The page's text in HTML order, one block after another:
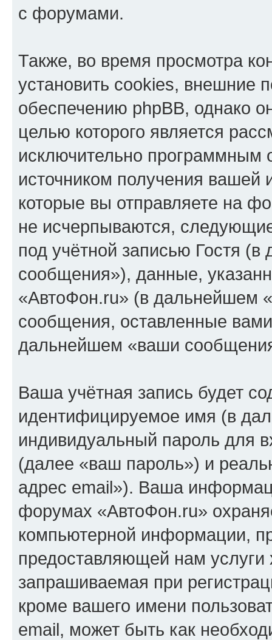
с форумами.
Также, во время просмотра
установить cookies, внешние
обеспечению phpBB, однако
целью которого является
исключительно программным
источником получения
которые вы отправляете на
не исчерпываются,
под учётной записью Гостя
сообщения»), данные,
«АвтоФон.ru» (в дальнейшем
сообщения, оставленные
дальнейшем «ваши
Ваша учётная запись будет
идентифицируемое имя (в
индивидуальный пароль для
(далее «ваш пароль») и
адрес email»). Ваша
форумах «АвтоФон.ru»
компьютерной информации,
предоставляющей нам
запрашиваемая при
кроме вашего имени
email, может быть как